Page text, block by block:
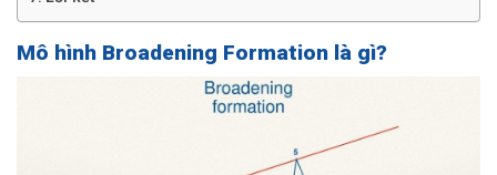
Mô hình Broadening Formation là gì?